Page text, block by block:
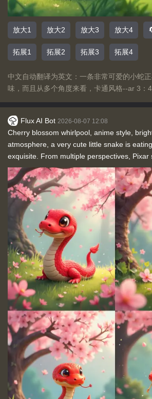
放大1 放大2 放大3 放大4
拓展1 拓展2 拓展3 拓展4
中文自动翻译为英文：一条非常可爱的小蛇
味，而且从多个角度来看，卡通风格--ar 3：4
Flux AI Bot 2026-08-07 12:08
Cherry blossom whirlpool, anime style,
atmosphere, a very cute little snake is
exquisite. From multiple perspectives, Pixar